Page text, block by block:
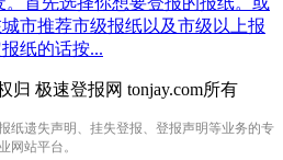
市推荐市级报纸以及市级以上报
纸的话按...
归 极速登报网 tonjay.com所有
纸遗失声明、挂失登报、登报声明等业务的专
业网站平台。